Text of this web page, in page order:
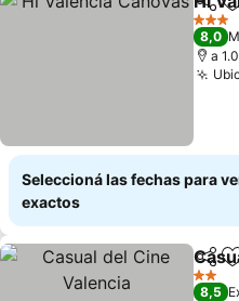
3
8,0
a
Seleccioná las fechas para
exactos
2
8,5